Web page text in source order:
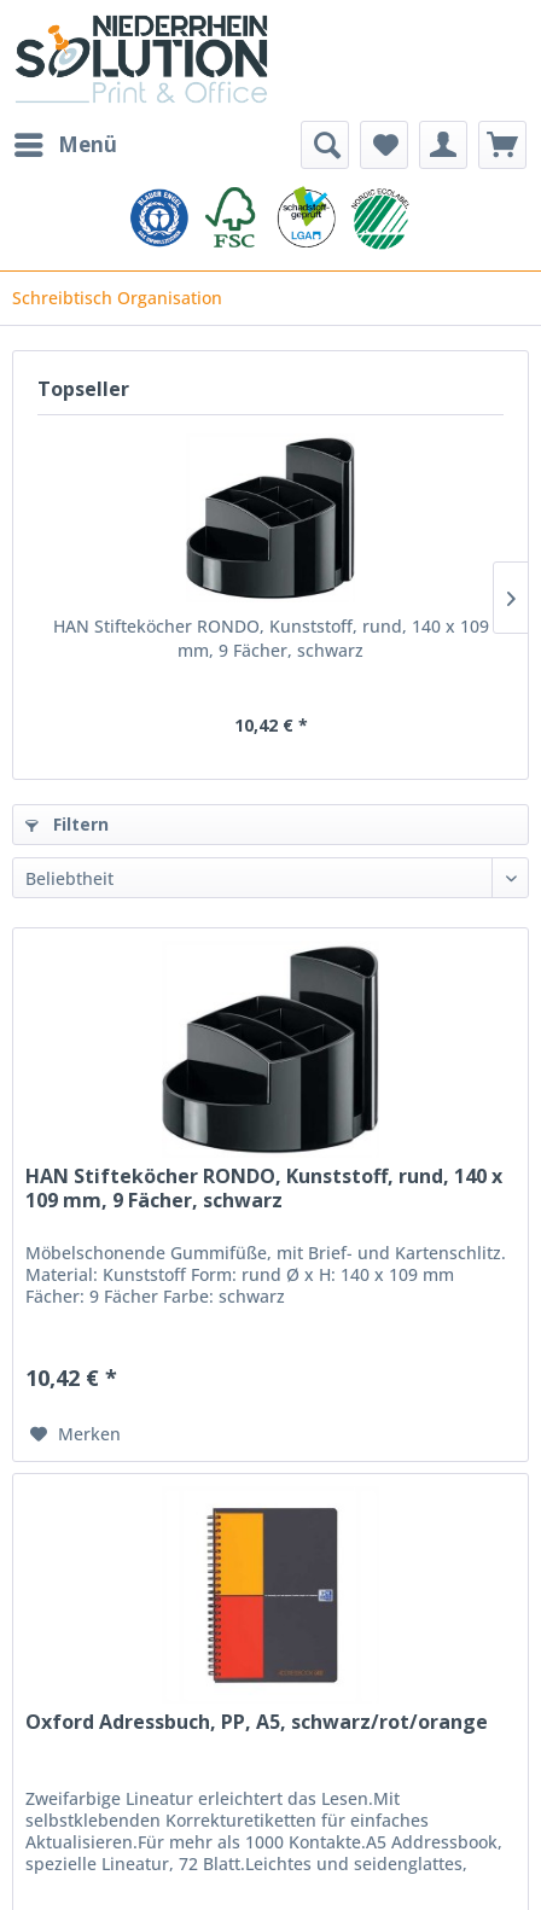
Menü
Schreibtisch Organisation
Topseller
HAN Stifteköcher RONDO, Kunststoff, rund, 140 x 109
mm, 9 Fächer, schwarz
10,42 € *
Filtern
HAN Stifteköcher RONDO, Kunststoff, rund, 140 x
109 mm, 9 Fächer, schwarz
Möbelschonende Gummifüße, mit Brief- und Kartenschlitz.
Material: Kunststoff Form: rund Ø x H: 140 x 109 mm
Fächer: 9 Fächer Farbe: schwarz
10,42 € *
Merken
Oxford Adressbuch, PP, A5, schwarz/rot/orange
Zweifarbige Lineatur erleichtert das Lesen.Mit
selbstklebenden Korrekturetiketten für einfaches
Aktualisieren.Für mehr als 1000 Kontakte.A5 Addressbook,
spezielle Lineatur, 72 Blatt.Leichtes und seidenglattes,